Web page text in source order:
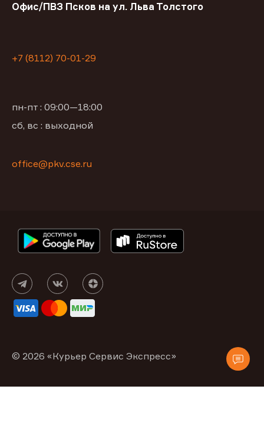
Офис/ПВЗ Псков на ул. Льва Толстого
+7 (8112) 70-01-29
пн-пт : 09:00—18:00
сб, вс : выходной
office@pkv.cse.ru
© 2026 «Курьер Сервис Экспресс»